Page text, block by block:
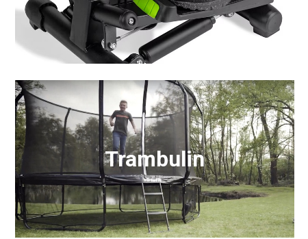
Trambulin